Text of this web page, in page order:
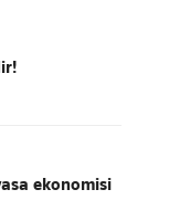
ekonomisi